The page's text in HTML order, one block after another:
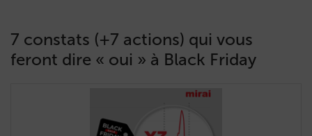
7 constats (+7 actions) qui vous
feront dire « oui » à Black Friday